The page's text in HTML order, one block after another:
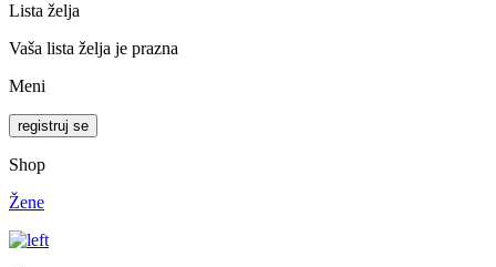
Lista želja
Vaša lista želja je prazna
Meni
registruj se
Shop
Žene